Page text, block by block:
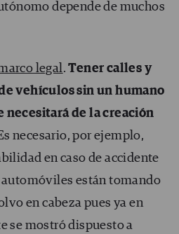
depende de muchos
legal.Tener calles y
vehículos sin un humano
necesitará de la creación
necesario, por ejemplo,
en caso de accidente
están tomando
en cabeza pues ya en
se mostró dispuesto a